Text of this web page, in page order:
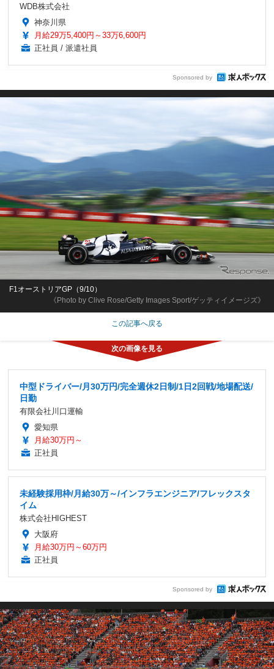
WDB株式会社
神奈川県
月給29万5,400円～33万6,600円
正社員 / 派遣社員
Sponsored by
《Photo by Clive Rose/Getty Images Sport/ゲッティイメージズ》
F1オーストリアGP（9/10）
この記事へ戻る
中型ドライバー/月30万円/完全週休2日制/1日2回戦/地場配送/
日勤
有限会社川口運輸
愛知県
月給30万円～
正社員
未経験採用枠/月給30万～/インフラエンジニア/フレックスタ
イム
株式会社HIGHEST
大阪府
月給30万円～60万円
正社員
Sponsored by